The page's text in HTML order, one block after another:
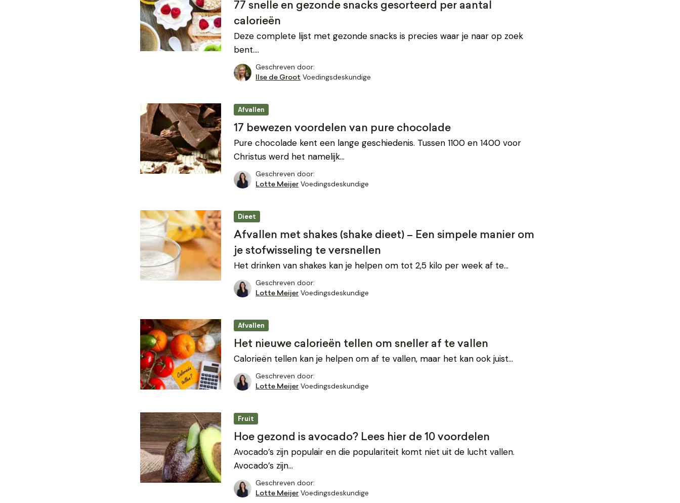
77 snelle en gezonde snacks gesorteerd per aantal
calorieën
Deze complete lijst met gezonde snacks is precies waar je naar op zoek
bent.…
Geschreven door:
Ilse de Groot Voedingsdeskundige
Afvallen
17 bewezen voordelen van pure chocolade
Pure chocolade kent een lange geschiedenis. Tussen 1100 en 1400 voor
Christus werd het namelijk…
Geschreven door:
Lotte Meijer Voedingsdeskundige
Dieet
Afvallen met shakes (shake dieet) – Een simpele manier om
je stofwisseling te versnellen
Het drinken van shakes kan je helpen om tot 2,5 kilo per week af te…
Geschreven door:
Lotte Meijer Voedingsdeskundige
Afvallen
Het nieuwe calorieën tellen om sneller af te vallen
Calorieën tellen kan je helpen om af te vallen, maar het kan ook juist…
Geschreven door:
Lotte Meijer Voedingsdeskundige
Fruit
Hoe gezond is avocado? Lees hier de 10 voordelen
Avocado’s zijn populair en die populariteit komt niet uit de lucht vallen.
Avocado’s zijn…
Geschreven door:
Lotte Meijer Voedingsdeskundige